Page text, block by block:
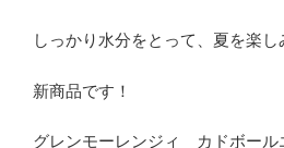
しっかり水分をとって、夏を楽し
新商品です！
グレンモーレンジィ カドボール